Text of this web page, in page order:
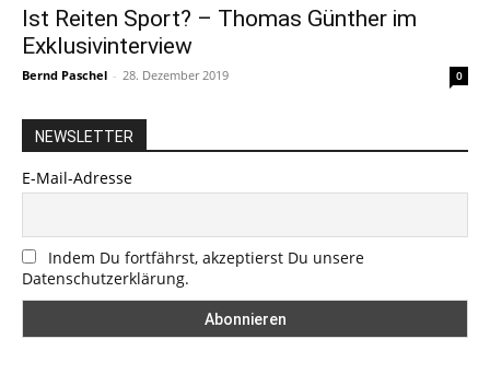
Ist Reiten Sport? – Thomas Günther im
Exklusivinterview
Bernd Paschel - 28. Dezember 2019 0
NEWSLETTER
E-Mail-Adresse
Indem Du fortfährst, akzeptierst Du unsere
Datenschutzerklärung.